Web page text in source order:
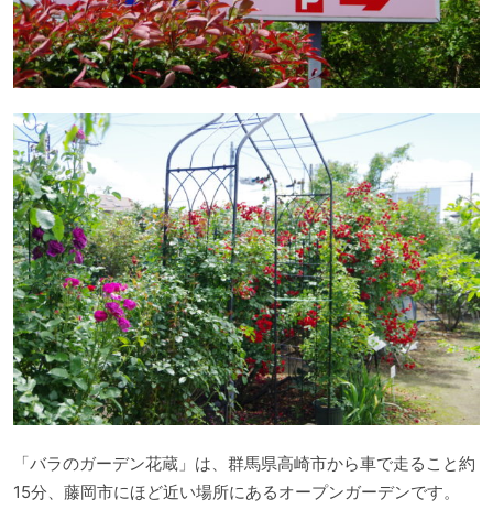
「バラのガーデン花蔵」は、群馬県高崎市から車で走ること約
15分、藤岡市にほど近い場所にあるオープンガーデンです。